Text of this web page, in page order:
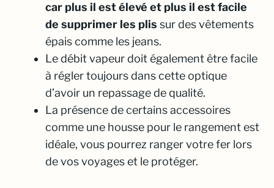
car plus il est élevé et plus il est facile
de supprimer les plis sur des vêtements
épais comme les jeans.
Le débit vapeur doit également être facile
à régler toujours dans cette optique
d’avoir un repassage de qualité.
La présence de certains accessoires
comme une housse pour le rangement est
idéale, vous pourrez ranger votre fer lors
de vos voyages et le protéger.